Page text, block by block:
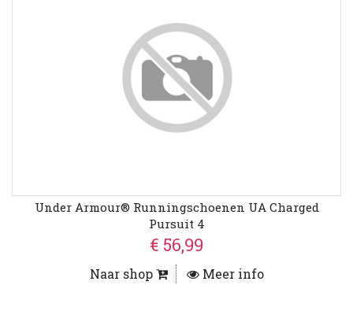
Under Armour® Runningschoenen UA Charged
Pursuit 4
€ 56,99
Naar shop Meer info